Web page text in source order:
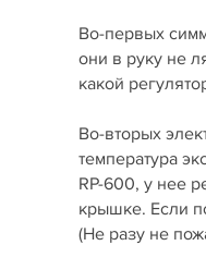
Во-первых
они в руку не
какой
Во-вторых
температура
RP-600, у нее
крышке. Если
(Не разу не